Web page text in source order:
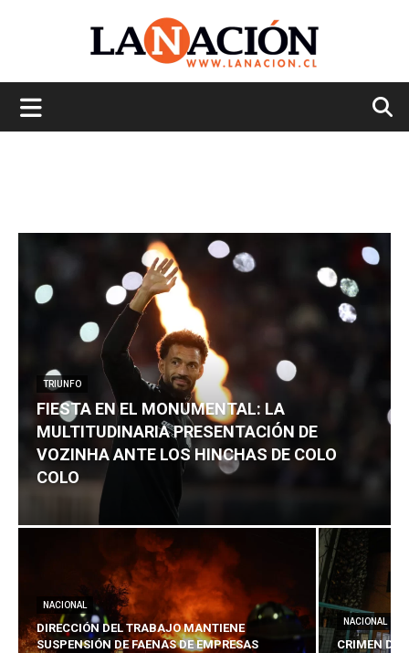
TRIUNFO
FIESTA EN EL MONUMENTAL: LA
MULTITUDINARIA PRESENTACIÓN DE
VOZINHA ANTE LOS HINCHAS DE COLO
COLO
NACIONAL
DIRECCIÓN DEL TRABAJO MANTIENE
SUSPENSIÓN DE FAENAS DE EMPRESAS
NACIONAL
CRIMEN DE